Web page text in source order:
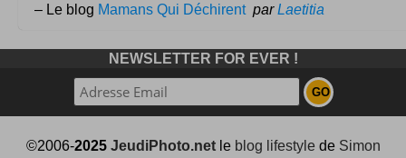
– Le blog Mamans Qui Déchirent parLaetitia
NEWSLETTER FOR EVER !
©2006-2025 JeudiPhoto.netle blog lifestylede Simon